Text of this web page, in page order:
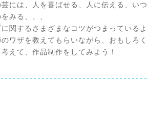
には、人を喜ばせる、人に伝える、い
みる、、、
関するさまざまなコツがつまっている
ワザを教えてもらいながら、おもしろ
えて、作品制作をしてみよう！